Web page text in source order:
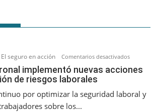
El seguro en acción Comentarios desactivadosen
nuevas
implementó nuevas acciones
de riesgos laborales
por optimizar la seguridad laboral y
sobre los...